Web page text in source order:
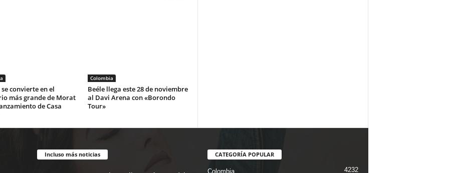
convierte en el
más grande de Morat
de Casa
Colombia
Beéle llega este 28 de noviembre
al Davi Arena con «Borondo
Tour»
Incluso más noticias CATEGORÍA POPULAR
Colombia 4232